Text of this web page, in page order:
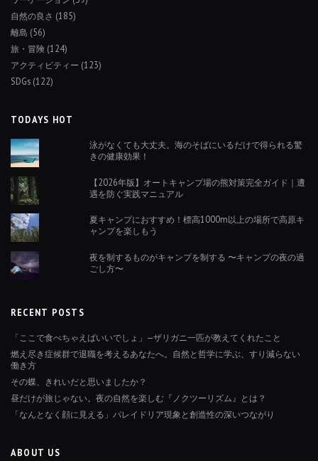
自然の良さ (185)
離島 (56)
旅・冒険 (124)
アクティビティー (123)
SDGs (122)
TODAYS HOT
泳がなくても大丈夫。海のそばにいるだけで得られる驚
きの健康効果！
【2026年版】オートキャンプ場の熊対策完全ガイド｜遭
遇を防ぐ実践マニュアル
夏キャンプにおすすめ！標高1000m以上の場所で高原キ
ャンプを楽しもう
夜を制するものがキャンプを制する 〜キャンプの夜の過
ごし方〜
RECENT POSTS
「ここで食べちゃえばいいでしょ」—ザリガニ一匹が教えてくれたこと
燃え尽き症候群で退職を考えるあなたへ。自然と哲学に学ぶ、すり減らない
働き方
その蝶、きれいだと思いましたか？
昼だけが旅じゃない。夜の自然を楽しむ『ノクツーリズム』とは？
「なんとなく顔に見える」パレイドリア現象と創造性の深いつながり
ABOUT US